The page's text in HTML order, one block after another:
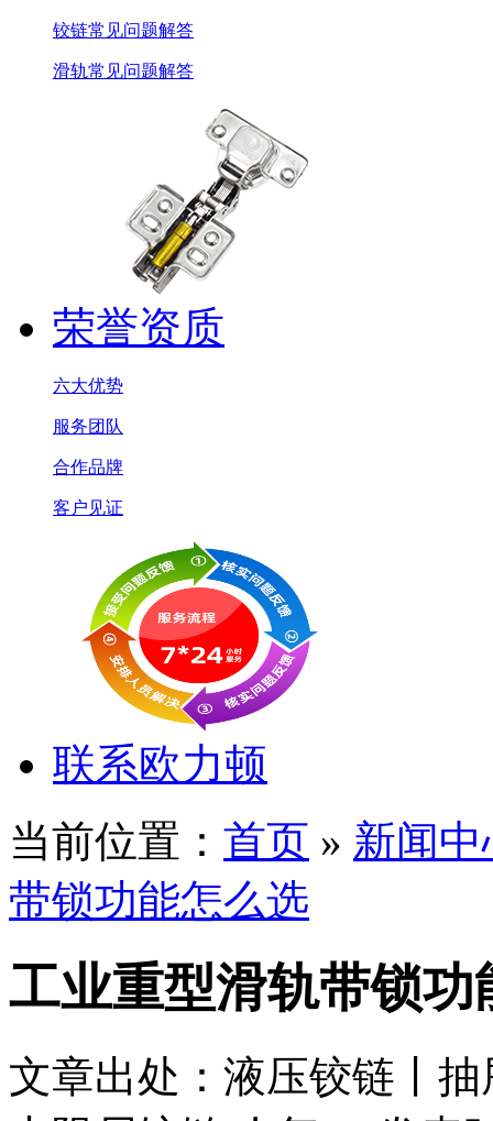
铰链常见问题解答
滑轨常见问题解答
荣誉资质
六大优势
服务团队
合作品牌
客户见证
联系欧力顿
当前位置： 首页 » 新闻中
带锁功能怎么选
工业重型滑轨带锁功
文章出处：液压铰链丨